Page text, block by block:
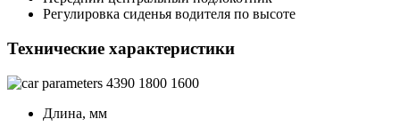
Регулировка сиденья водителя по высоте
Технические характеристики
4390 1800 1600
Длина, мм